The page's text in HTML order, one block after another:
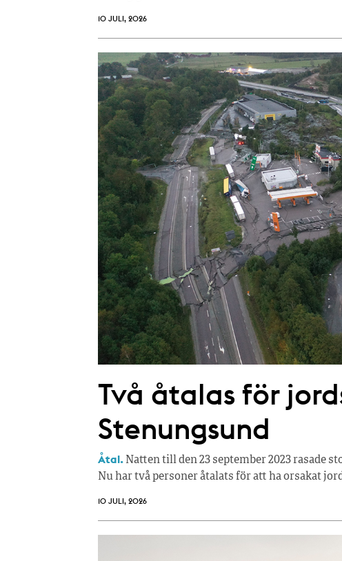
10 JULI, 2026
Två åtalas för
Stenungsund
Åtal. Natten till den 23 september 2023 rasade
Nu har två personer åtalats för att ha orsakat
10 JULI, 2026